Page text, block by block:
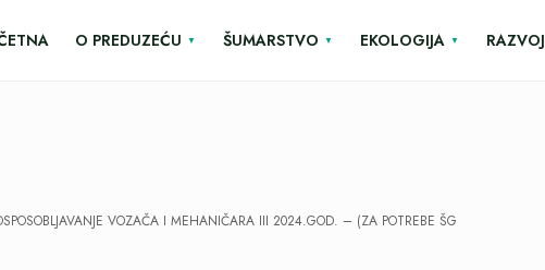
O PREDUZEĆU ŠUMARSTVO EKOLOGIJA RAZVOJ
VOZAČA I MEHANIČARA III 2024.GOD. – (ZA POTREBE ŠG